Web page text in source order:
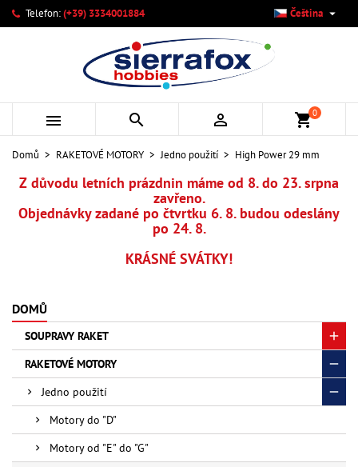
Telefon:(+39) 3334001884 Čeština 
   shopping_cart0
Domů RAKETOVÉ MOTORY Jedno použití High Power 29 mm
Z důvodu letních prázdnin máme od 8. do 23. srpna
zavřeno.
Objednávky zadané po čtvrtku 6. 8. budou odeslány
po 24. 8.
KRÁSNÉ SVÁTKY!
DOMŮ
SOUPRAVY RAKET
RAKETOVÉ MOTORY
Jedno použití
Motory do "D"
Motory od "E" do "G"
Můj seznam přání ×
Vytvořit nový seznam
((modalTitle)) ×
((confirmMessage))
((cancelText)) ((modalDeleteText))
Vytvořit seznam přání ×
Název seznamu přání
Zrušit Vytvořit seznam přání
Přihlásit se ×
Musíte být přihlášen, abyste si mohli výrobky uložit do
svého seznamu přání.
Zrušit Přihlásit se